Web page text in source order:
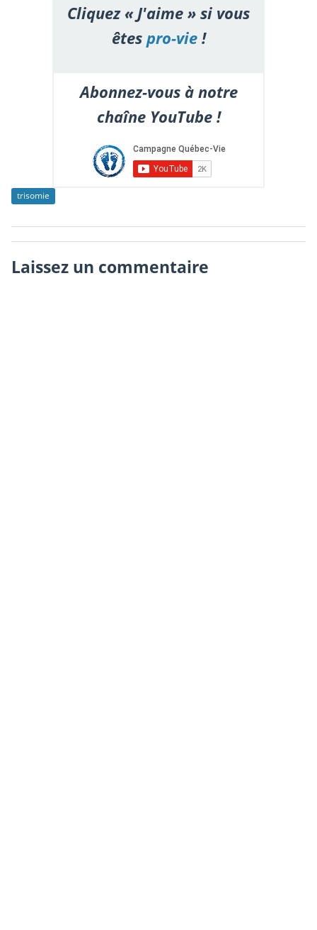
Cliquez « J'aime » si vous
êtespro-vie!
Abonnez-vous à notre
chaîne YouTube !
trisomie
Laissez un commentaire